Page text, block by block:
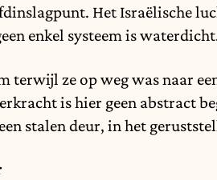
Het Israëlische
enkel systeem is
terwijl ze op weg was naar
is hier geen abstract
stalen deur, in het